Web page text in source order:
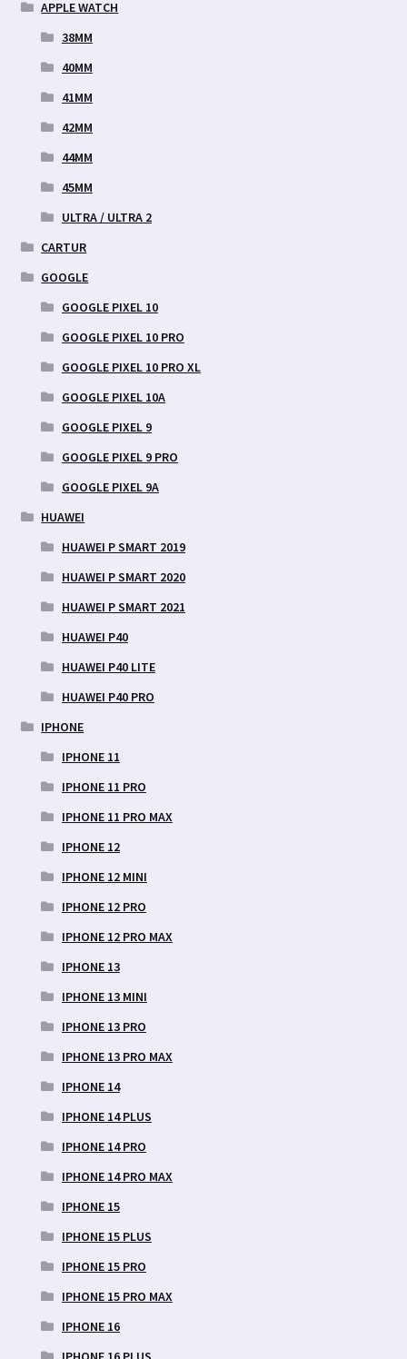
APPLE WATCH
38MM
40MM
41MM
42MM
44MM
45MM
ULTRA / ULTRA 2
CARTUR
GOOGLE
GOOGLE PIXEL 10
GOOGLE PIXEL 10 PRO
GOOGLE PIXEL 10 PRO XL
GOOGLE PIXEL 10A
GOOGLE PIXEL 9
GOOGLE PIXEL 9 PRO
GOOGLE PIXEL 9A
HUAWEI
HUAWEI P SMART 2019
HUAWEI P SMART 2020
HUAWEI P SMART 2021
HUAWEI P40
HUAWEI P40 LITE
HUAWEI P40 PRO
IPHONE
IPHONE 11
IPHONE 11 PRO
IPHONE 11 PRO MAX
IPHONE 12
IPHONE 12 MINI
IPHONE 12 PRO
IPHONE 12 PRO MAX
IPHONE 13
IPHONE 13 MINI
IPHONE 13 PRO
IPHONE 13 PRO MAX
IPHONE 14
IPHONE 14 PLUS
IPHONE 14 PRO
IPHONE 14 PRO MAX
IPHONE 15
IPHONE 15 PLUS
IPHONE 15 PRO
IPHONE 15 PRO MAX
IPHONE 16